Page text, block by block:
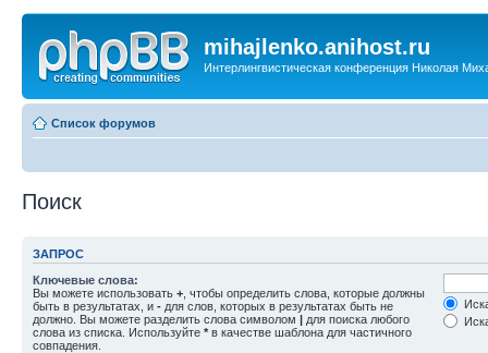
mihajlenko.anihost.ru
Интерлингвистическая конференция Николая
Список форумов
Поиск
ЗАПРОС
Ключевые слова:
Вы можете использовать + , чтобы определить слова, которые должны
быть в результатах, и - для слов, которых в результатах быть не
должно. Вы можете разделить слова символом | для поиска любого
слова из списка. Используйте * в качестве шаблона для частичного
совпадения.